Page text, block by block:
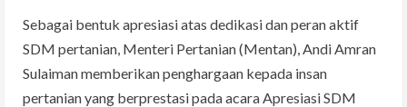
Sebagai bentuk apresiasi atas dedikasi dan peran aktif
SDM pertanian, Menteri Pertanian (Mentan), Andi Amran
Sulaiman memberikan penghargaan kepada insan
pertanian yang berprestasi pada acara Apresiasi SDM